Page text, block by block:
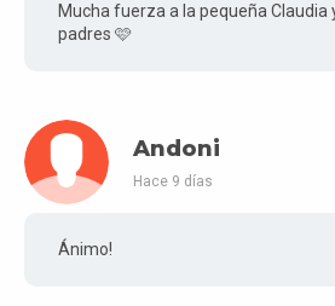
Mucha fuerza a la pequeña Claudia
padres 🩷
Andoni
Hace 9 días
Ánimo!